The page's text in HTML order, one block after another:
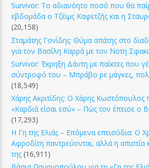
Survivor: Το αδιανόητο ποσό που θα
εβδομάδα ο Τζέιμς Καφετζής και η
(20,158)
Σταμάτης Γονίδης: Θύμα απάτης στο
για τον Βασίλη Καρρά με τον Νοτη
Survivor: Έκρηξη Δάντη με παίκτες που
σύντροφό του – Μπράβο ρε μάγκες,
(18,549)
Χάρης Ακριτίδης: Ο Χάρης Κωστόπουλος
«Καρδιά είσαι εσύ» – Πώς τον έπεισε ο
(17,293)
Η Γη της Ελιάς – Επόμενα επεισόδια: Ο
Αφροδίτη παντρεύονται, αλλά η απιστία
της (16,911)